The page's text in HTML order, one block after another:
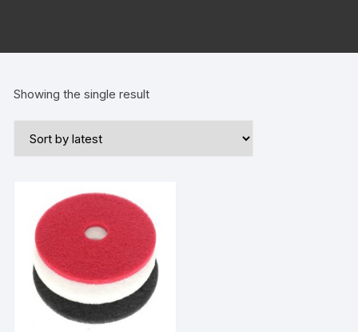
Showing the single result